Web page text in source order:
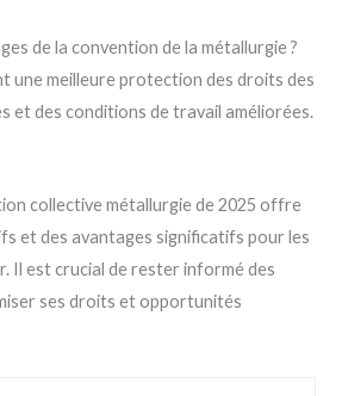
de la convention de la métallurgie ?
une meilleure protection des droits des
et des conditions de travail améliorées.
collective métallurgie de 2025 offre
et des avantages significatifs pour les
Il est crucial de rester informé des
ses droits et opportunités